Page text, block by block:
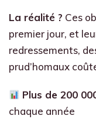
La réalité ? Ces
premier jour, et
redressements,
prud’homaux
Plus de 200
chaque année